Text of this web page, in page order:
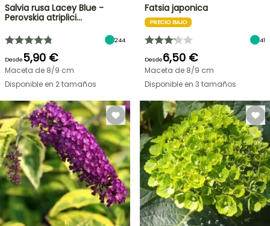
Salvia rusa Lacey Blue -
Perovskia atriplici…
244
Desde5,90 €
Maceta de 8/9 cm
Disponible en 2 tamaños
Fatsia japonica
PRECIO BAJO
41
Desde6,50 €
Maceta de 8/9 cm
Disponible en 3 tamaños